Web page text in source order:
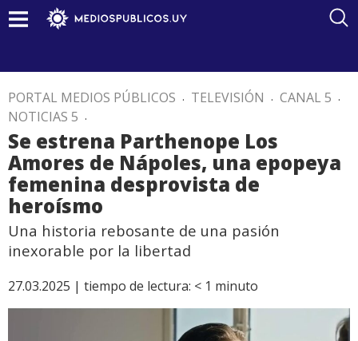
PORTAL MEDIOS PÚBLICOS . TELEVISIÓN . CANAL 5 .
NOTICIAS 5 .
Se estrena Parthenope Los
Amores de Nápoles, una epopeya
femenina desprovista de
heroísmo
Una historia rebosante de una pasión
inexorable por la libertad
27.03.2025 | tiempo de lectura: < 1 minuto